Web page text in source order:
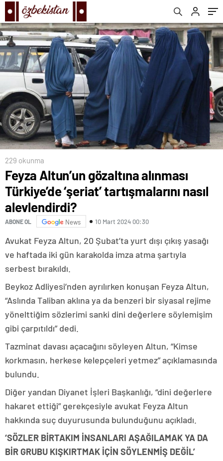
229 okunma
Feyza Altun’un gözaltına alınması
Türkiye’de ‘şeriat’ tartışmalarını nasıl
alevlendirdi?
ABONE OL News 10 Mart 2024 00:30
Avukat Feyza Altun, 20 Şubat’ta yurt dışı çıkış yasağı
ve haftada iki gün karakolda imza atma şartıyla
serbest bırakıldı.
Beykoz Adliyesi’nden ayrılırken konuşan Feyza Altun,
“Aslında Taliban aklına ya da benzeri bir siyasal rejime
yönelttiğim sözlerimi sanki dini değerlere söylemişim
gibi çarpıtıldı” dedi.
Tazminat davası açacağını söyleyen Altun, “Kimse
korkmasın, herkese kelepçeleri yetmez” açıklamasında
bulundu.
Diğer yandan Diyanet İşleri Başkanlığı, “dini değerlere
hakaret ettiği” gerekçesiyle avukat Feyza Altun
hakkında suç duyurusunda bulunduğunu açıkladı.
‘SÖZLER BİRTAKIM İNSANLARI AŞAĞILAMAK YA DA
BİR GRUBU KIŞKIRTMAK İÇİN SÖYLENMİŞ DEĞİL’